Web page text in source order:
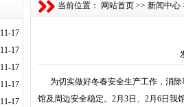
11-17
11-17
11-17
11-17
11-17
当前位置： 网站首页 >> 新闻中心
为切实做好冬春安全生产工作，消除
馆及周边安全稳定。2月3日、2月6日我